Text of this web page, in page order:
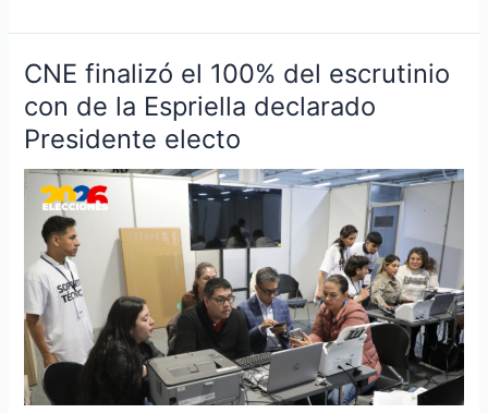
CNE finalizó el 100% del escrutinio
con de la Espriella declarado
Presidente electo
CNE
el
100%
del
escrutinio
con
de
la
Espriella
declarado
Presidente
electo